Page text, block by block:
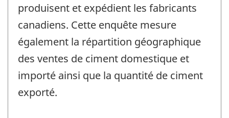
produisent et expédient les fabricants
canadiens. Cette enquête mesure
également la répartition géographique
des ventes de ciment domestique et
importé ainsi que la quantité de ciment
exporté.